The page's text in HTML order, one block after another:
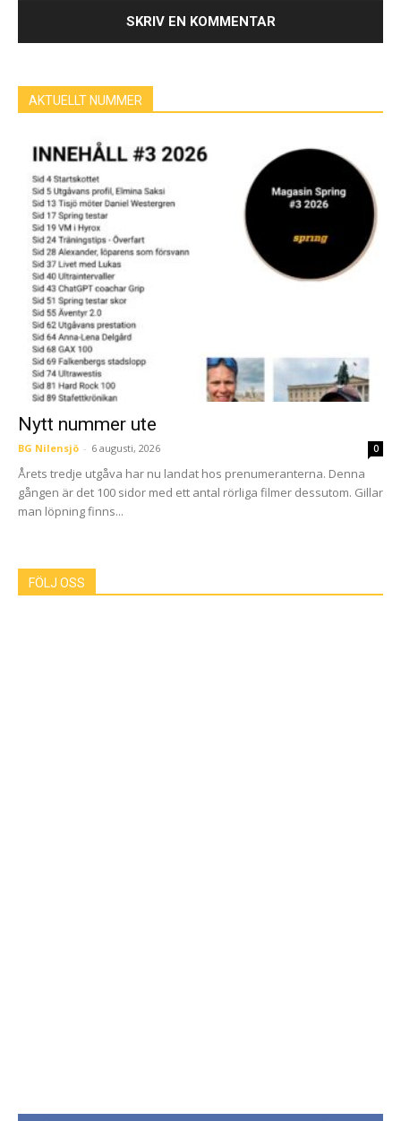
AKTUELLT NUMMER
Nytt nummer ute
BG Nilensjö - 6 augusti, 2026 0
Årets tredje utgåva har nu landat hos prenumeranterna. Denna
gången är det 100 sidor med ett antal rörliga filmer dessutom. Gillar
man löpning finns...
FÖLJ OSS